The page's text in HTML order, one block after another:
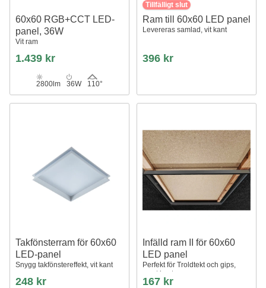
60x60 RGB+CCT LED-
panel, 36W
Vit ram
1.439 kr
2800lm 36W 110°
Tillfälligt slut
Ram till 60x60 LED panel
Levereras samlad, vit kant
396 kr
Takfönsterram för 60x60
LED-panel
Snygg takfönstereffekt, vit kant
248 kr
Infälld ram II för 60x60
LED panel
Perfekt för Troldtekt och gips,
svart kant
167 kr